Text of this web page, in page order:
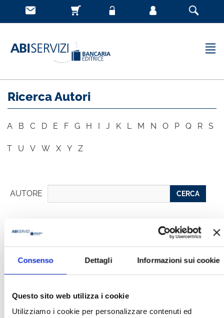
Consenso Dettagli Informazioni sui cookie
Questo sito web utilizza i cookie
Utilizziamo i cookie per personalizzare contenuti ed
Ricerca Autori
A B C D E F G H I J K L M N O P Q R S
T U V W X Y Z
AUTORE CERCA
Enrico Bernardini
Ha pubblicato con noi